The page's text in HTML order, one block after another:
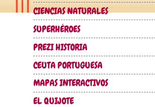
CIENCIAS NATURALES
SUPERHÉROES
PREZI HISTORIA
CEUTA PORTUGUESA
MAPAS INTERACTIVOS
EL QUIJOTE